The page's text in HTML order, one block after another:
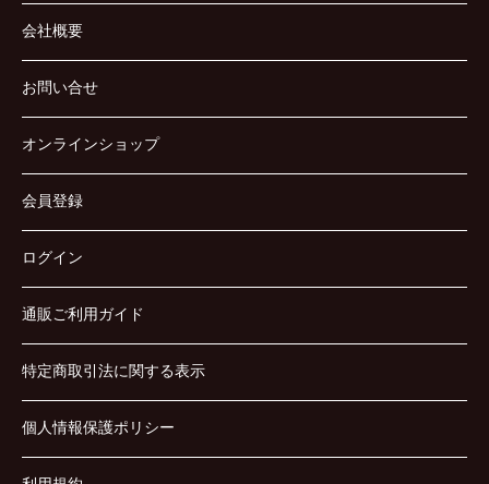
会社概要
お問い合せ
オンラインショップ
会員登録
ログイン
通販ご利用ガイド
特定商取引法に関する表示
個人情報保護ポリシー